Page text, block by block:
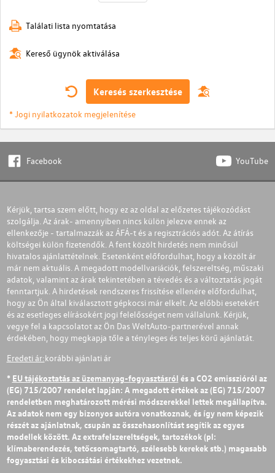
Találati lista nyomtatása
Kereső ügynök aktiválása
Keresés szerkesztése
* Jogi nyilatkozatok megjelenítése
Facebook YouTube
Kérjük, tartsa szem előtt, hogy ez az oldal az előzetes tájékozódást
szolgálja. Az árak- amennyiben nincs külön jelezve ennek az
ellenkezője - tartalmazzák az ÁFÁ-t és a regisztrációs adót. Az átírás
költségei külön fizetendők. A fent közölt hirdetés nem minősül
hivatalos ajánlattételnek. Esetenként előfordulhat, hogy a közölt ár
már nem aktuális. A megadott modellvariációk, felszereltség, műszaki
adatok, valamint az árak tekintetében a tévedés és a változtatás jogát
fenntartjuk. A hirdetések rendszeres frissítése ellenére előfordulhat,
hogy az Ön által kiválasztott gépkocsi már elkelt. Az előbbi esetekért
és az esetleges elírásokért jogi felelősséget nem vállalunk. Kérjük,
vegye fel a kapcsolatot az Ön Das WeltAuto-partnerével annak
érdekében, hogy megkapja tőle a tényleges és teljes körű ajánlatát.
Eredeti ár:korábbi ajánlati ár
* EU tájékoztatás az üzemanyag-fogyasztásról és a CO2 emisszióról az
(EG) 715/2007 rendelet lapján: A megadott értékek az (EG) 715/2007
rendeletben meghatározott mérési módszerekkel lettek megállapítva.
Az adatok nem egy bizonyos autóra vonatkoznak, és így nem képezik
részét az ajánlatnak, csupán az összehasonlítást segítik az egyes
modellek között. Az extrafelszereltségek, tartozékok (pl:
klímaberendezés, tetőcsomagtartó, szélesebb kerekek stb.) magasabb
fogyasztási és kibocsátási értékekhez vezetnek.